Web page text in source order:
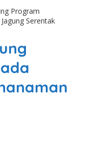
Program
Serentak